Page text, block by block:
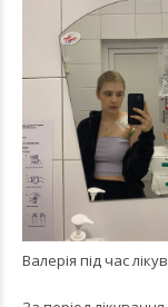
Валерія під час